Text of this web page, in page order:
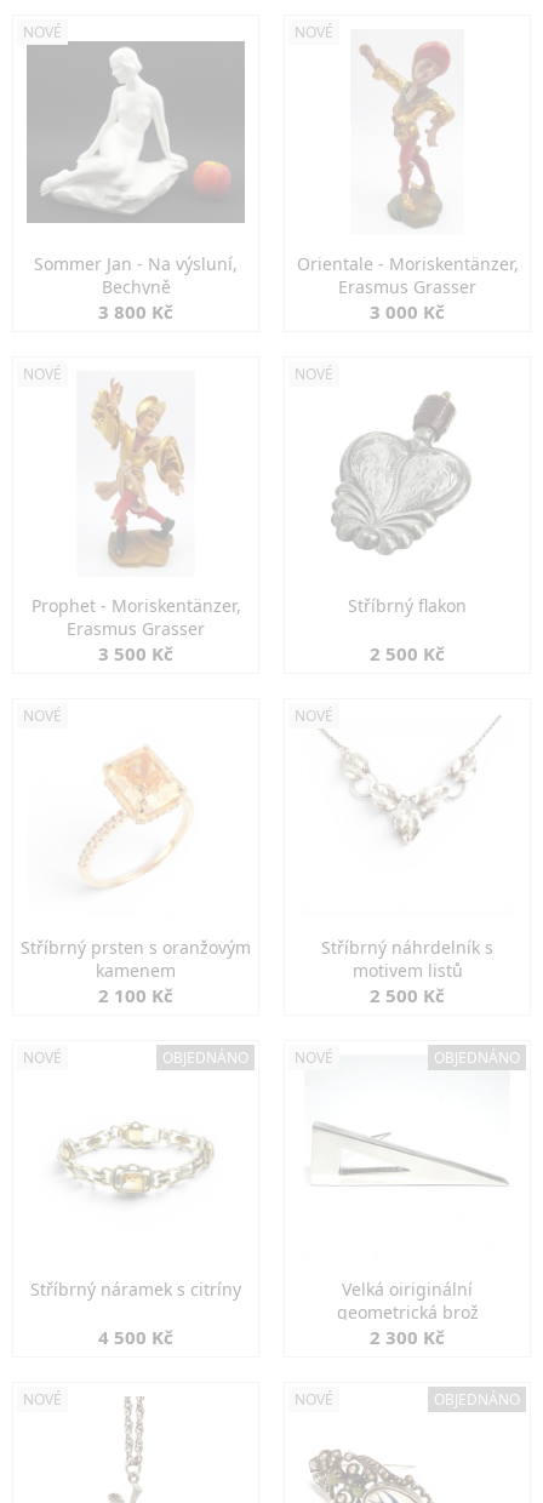
NOVÉ
Sommer Jan - Na výsluní,
Bechyně
3 800 Kč
NOVÉ
Orientale - Moriskentänzer,
Erasmus Grasser
3 000 Kč
NOVÉ
Prophet - Moriskentänzer,
Erasmus Grasser
3 500 Kč
NOVÉ
Stříbrný flakon
2 500 Kč
NOVÉ
Stříbrný prsten s oranžovým
kamenem
2 100 Kč
NOVÉ
Stříbrný náhrdelník s
motivem listů
2 500 Kč
NOVÉ OBJEDNÁNO
Stříbrný náramek s citríny
4 500 Kč
NOVÉ OBJEDNÁNO
Velká oiriginální
geometrická brož
2 300 Kč
NOVÉ NOVÉ OBJEDNÁNO